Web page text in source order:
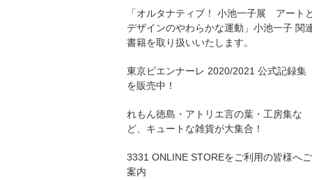
「オルタナティブ！ 小池一子展 アート
デザインのやわらかな運動」小池一子 関
書籍を取り扱いいたします。
東京ビエンナーレ 2020/2021 公式記録集
を販売中！
れもん徳島・アトリエ言の葉・工房集な
ど、キュートな雑貨が大集合！
3331 ONLINE STOREをご利用の皆様へご
案内